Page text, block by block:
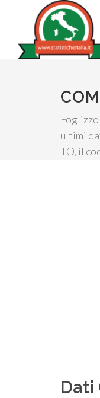
ultimi
TO, il
Dati